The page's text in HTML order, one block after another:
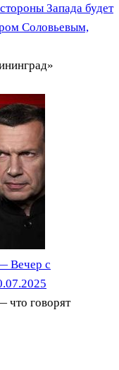
Запада будет
Соловьевым,
Вечер с
говорят